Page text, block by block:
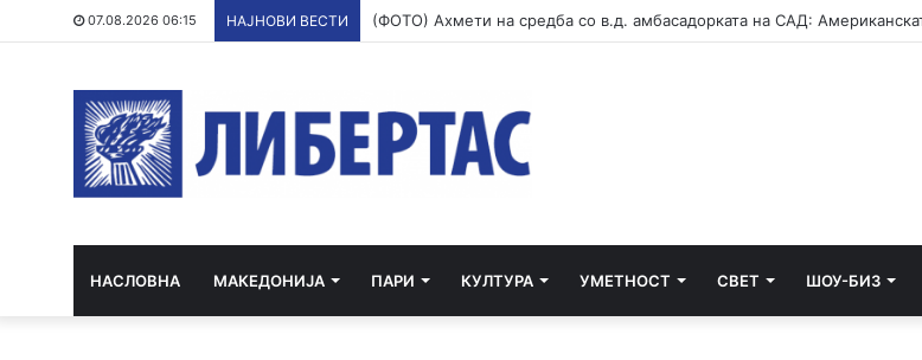
07.08.2026 06:15 НАЈНОВИ ВЕСТИ
НАСЛОВНА МАКЕДОНИЈА ПАРИ КУЛТУРА УМЕТНОСТ СВЕТ ШОУ-БИЗ